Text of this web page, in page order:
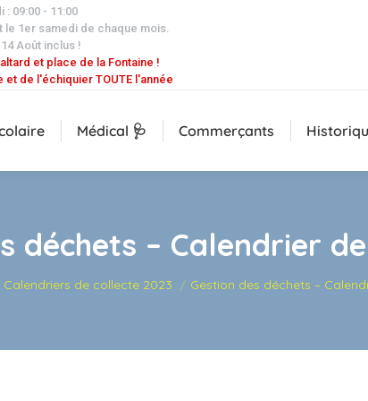
: 09:00 - 11:00
le 1er samedi de chaque mois.
Août inclus !
et place de la Fontaine !
et de l'échiquier TOUTE l'année
Médical 🩺 Commerçants
déchets – Calendrier
:
Calendriers de collecte 2023 Gestion des déchets –